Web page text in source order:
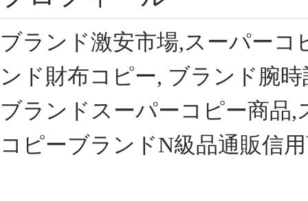
ブランド激安市場,スーパー
ンド財布コピー, ブランド腕
ブランドスーパーコピー商品
コピーブランドN級品通販信